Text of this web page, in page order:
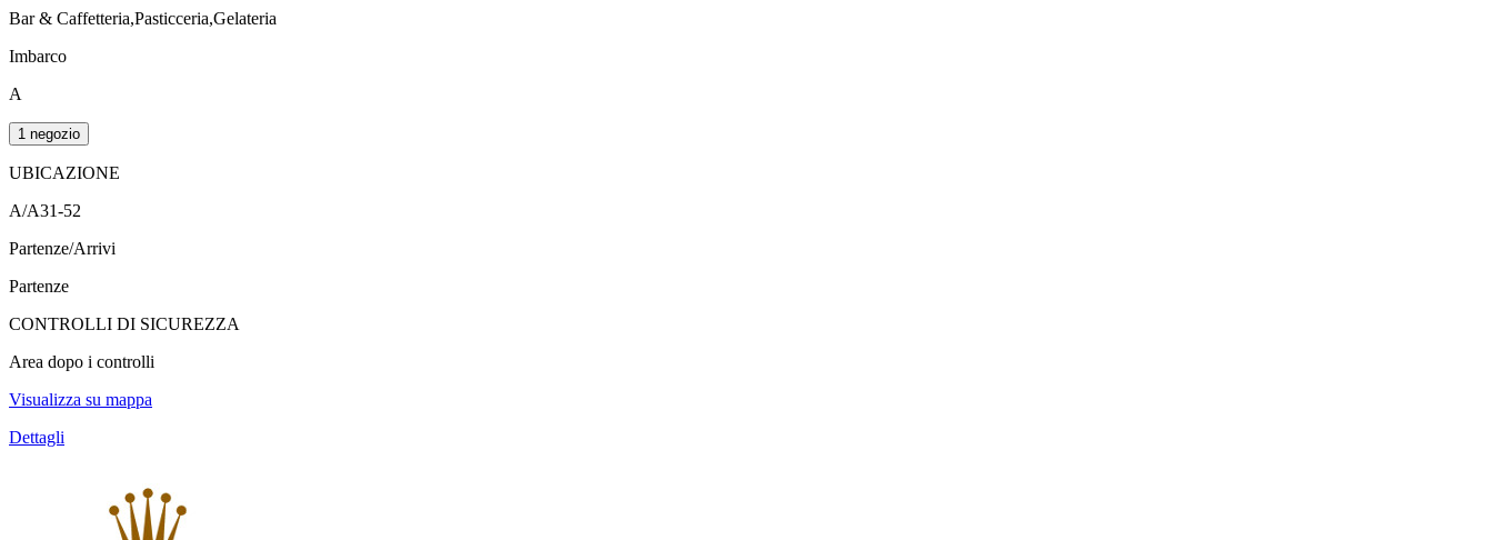
Bar & Caffetteria,Pasticceria,Gelateria
Imbarco
A
1 negozio
UBICAZIONE
A/A31-52
Partenze/Arrivi
Partenze
CONTROLLI DI SICUREZZA
Area dopo i controlli
Visualizza su mappa
Dettagli